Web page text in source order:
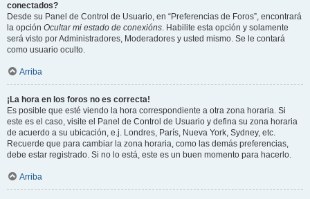
conectados?
Desde su Panel de Control de Usuario, en “Preferencias de Foros”, encontrará
la opción Ocultar mi estado de conexións. Habilite esta opción y solamente
será visto por Administradores, Moderadores y usted mismo. Se le contará
como usuario oculto.
Arriba
¡La hora en los foros no es correcta!
Es posible que esté viendo la hora correspondiente a otra zona horaria. Si
este es el caso, visite el Panel de Control de Usuario y defina su zona horaria
de acuerdo a su ubicación, e.j. Londres, París, Nueva York, Sydney, etc.
Recuerde que para cambiar la zona horaria, como las demás preferencias,
debe estar registrado. Si no lo está, este es un buen momento para hacerlo.
Arriba